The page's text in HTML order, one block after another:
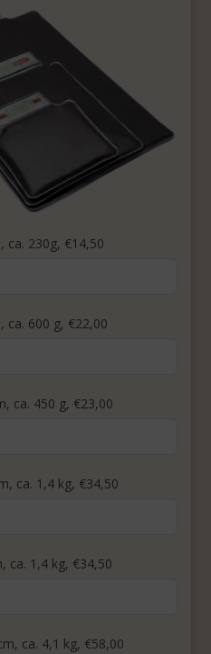
ca. 230g, €14,50
ca. 600 g, €22,00
ca. 450 g, €23,00
ca. 1,4 kg, €34,50
ca. 1,4 kg, €34,50
ca. 4,1 kg, €58,00